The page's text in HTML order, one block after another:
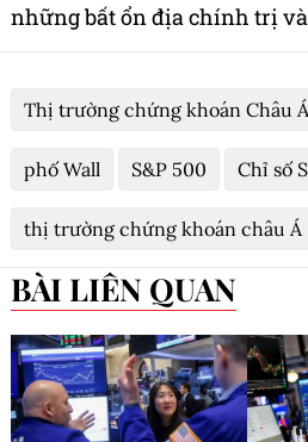
những bất ổn địa chính trị
Thị trường chứng khoán Châu
phố Wall S&P 500 Chỉ số
thị trường chứng khoán châu Á
BÀI LIÊN QUAN